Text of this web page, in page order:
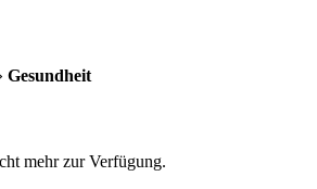
Gesundheit
mehr zur Verfügung.